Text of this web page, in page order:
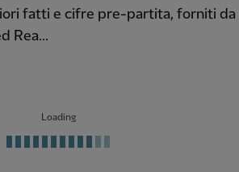
fatti e cifre pre-partita, forniti da
Rea...
Loading